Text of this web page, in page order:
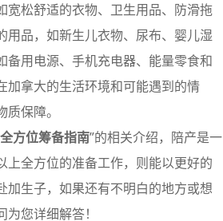
松舒适的衣物、卫生用品、防滑拖
品，如新生儿衣物、尿布、婴儿湿
备用电源、手机充电器、能量零食和
加拿大的生活环境和可能遇到的情
保障。
方位筹备指南”的相关介绍，陪产是一
全方位的准备工作，则能以更好的
生子，如果还有不明白的地方或想
您详细解答！